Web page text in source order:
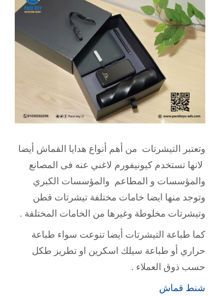
وتعتبر التيشرتات من أهم أنواع هدايا القماش أيضا
لانها تستخدم كيونيفورم لاغني عنه فى المصانع
والمؤسسات و المطاعم والمؤسسات الكبري
وتوجد منها ايضا خامات مختلفة تيشرتات قطن
وتيشرتات مخلوطة وغيرها من الخامات المختلفة .
كما طباعة التيشرتات أيضا تنوعت سواء طباعة
حراري أو طباعة سيلك اسكرين او تطريز طكل
حسب ذوق العملاء .
شنط قماش